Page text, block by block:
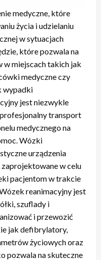
medyczne, które
życia i udzielaniu
w sytuacjach
które pozwala na
w miejscach takich jak
medyczne czy
wypadki
jest niezwykle
transport
medycznego na
Wózki
urządzenia
w celu
pacjentom w trakcie
reanimacyjny jest
szuflady i
i przewozić
jak defibrylatory,
życiowych oraz
pozwala na skuteczne